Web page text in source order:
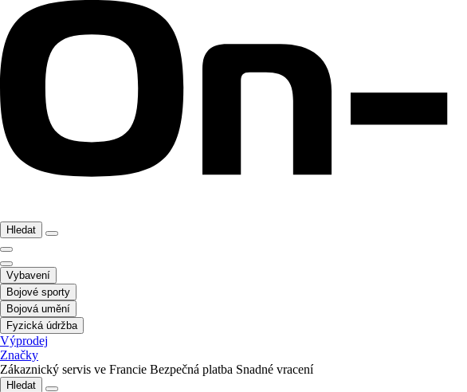
Hledat
Vybavení
Bojové sporty
Bojová umění
Fyzická údržba
Výprodej
Značky
Zákaznický servis ve Francie Bezpečná platba Snadné vracení
Hledat